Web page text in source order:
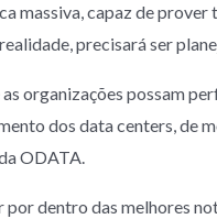
massiva, capaz de prover
precisará ser
as organizações possam
dos data centers, de
ODATA.
por dentro das melhores